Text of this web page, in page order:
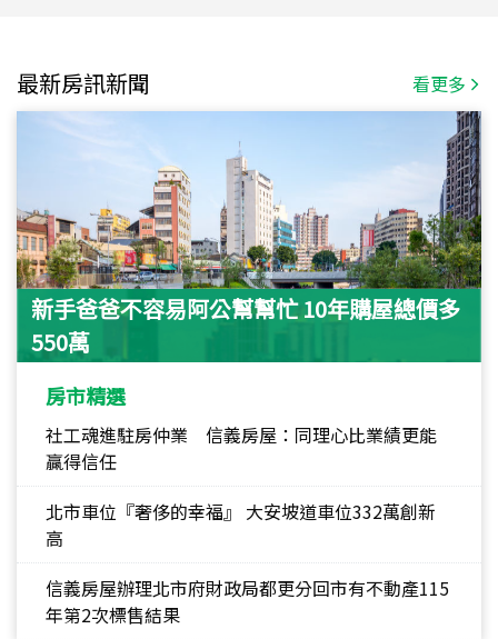
最新房訊新聞 看更多
新手爸爸不容易阿公幫幫忙 10年購屋總價多
550萬
房市精選
社工魂進駐房仲業 信義房屋：同理心比業績更能
贏得信任
北市車位『奢侈的幸福』 大安坡道車位332萬創新
高
信義房屋辦理北市府財政局都更分回市有不動產115
年第2次標售結果